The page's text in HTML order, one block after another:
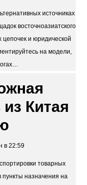
источниках
восточноазиатского
цепочек и юридической
на модели,
из Китая
в 22:59
товарных
назначения на